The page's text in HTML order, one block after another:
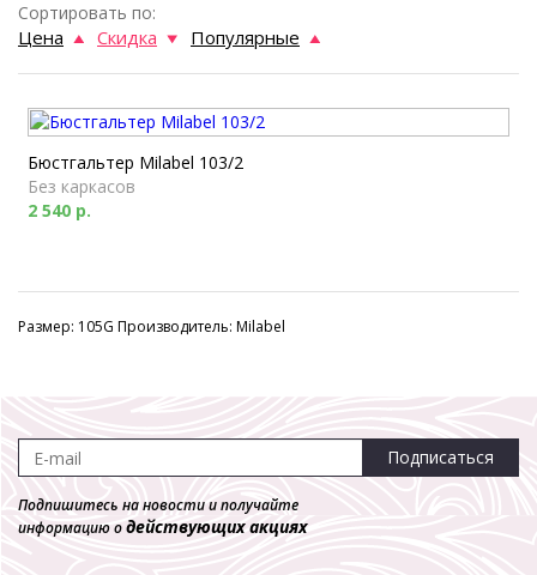
Сортировать по:
Цена Скидка Популярные
Бюстгальтер Milabel 103/2
Без каркасов
2 540 р.
Размер: 105G Производитель: Milabel
Подписаться
Подпишитесь на новости и получайте
информацию одействующих акциях